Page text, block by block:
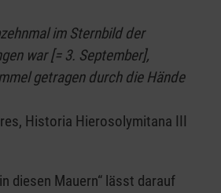
im Sternbild der
war [= 3. September],
getragen durch die Hände
Historia Hierosolymitana III
diesen Mauern“ lässt darauf